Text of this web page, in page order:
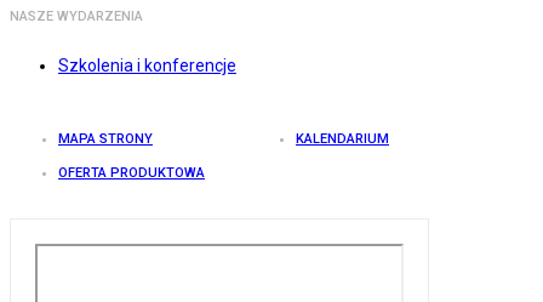
NASZE WYDARZENIA
Szkolenia i konferencje
MAPA STRONY KALENDARIUM
OFERTA PRODUKTOWA